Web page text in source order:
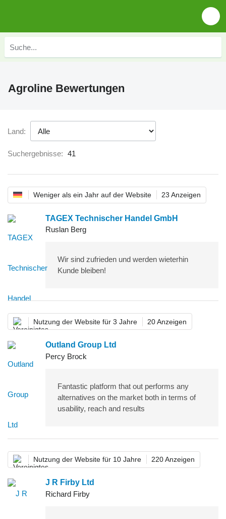
Agroline Bewertungen
Land:
Suchergebnisse: 41
Weniger als ein Jahr auf der Website 23 Anzeigen
TAGEX Technischer Handel GmbH
Ruslan Berg
Wir sind zufrieden und werden wieterhin
Kunde bleiben!
Nutzung der Website für 3 Jahre 20 Anzeigen
Outland Group Ltd
Percy Brock
Fantastic platform that out performs any
alternatives on the market both in terms of
usability, reach and results
Nutzung der Website für 10 Jahre 220 Anzeigen
J R Firby Ltd
Richard Firby